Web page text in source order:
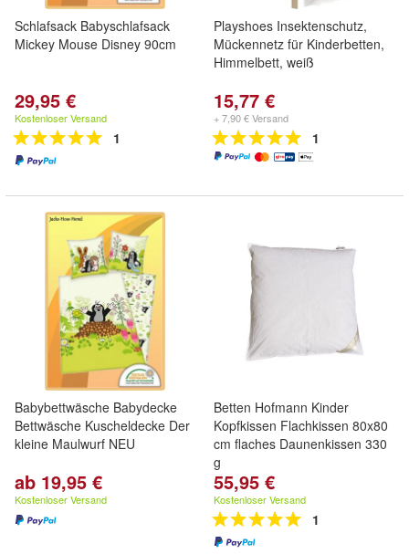
Schlafsack Babyschlafsack
Mickey Mouse Disney 90cm
29,95 €
Kostenloser Versand
1
Playshoes Insektenschutz,
Mückennetz für Kinderbetten,
Himmelbett, weiß
15,77 €
+ 7,90 € Versand
1
Babybettwäsche Babydecke
Bettwäsche Kuscheldecke Der
kleine Maulwurf NEU
ab 19,95 €
Kostenloser Versand
Betten Hofmann Kinder
Kopfkissen Flachkissen 80x80
cm flaches Daunenkissen 330
g
55,95 €
Kostenloser Versand
1